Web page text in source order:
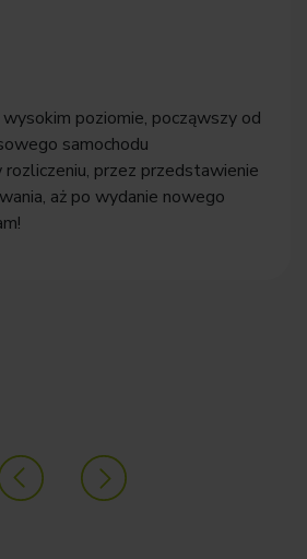
wysokim poziomie, począwszy od
samochodu
przez przedstawienie
aż po wydanie nowego